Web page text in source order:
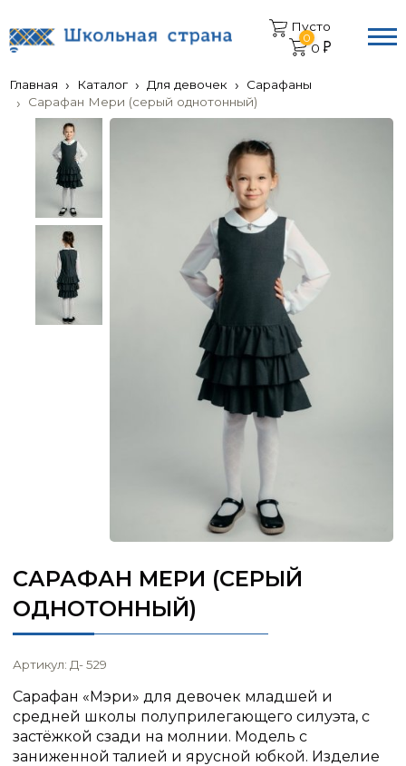
Пусто
0
0
Главная Каталог Для девочек
Сарафаны
Сарафан Мери (серый однотонный)
САРАФАН МЕРИ (СЕРЫЙ
ОДНОТОННЫЙ)
Артикул: Д- 529
Сарафан «Мэри» для девочек младшей и
средней школы полуприлегающего силуэта, с
застёжкой сзади на молнии. Модель с
заниженной талией и ярусной юбкой. Изделие